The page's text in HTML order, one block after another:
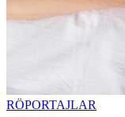
RÖPORTAJLAR